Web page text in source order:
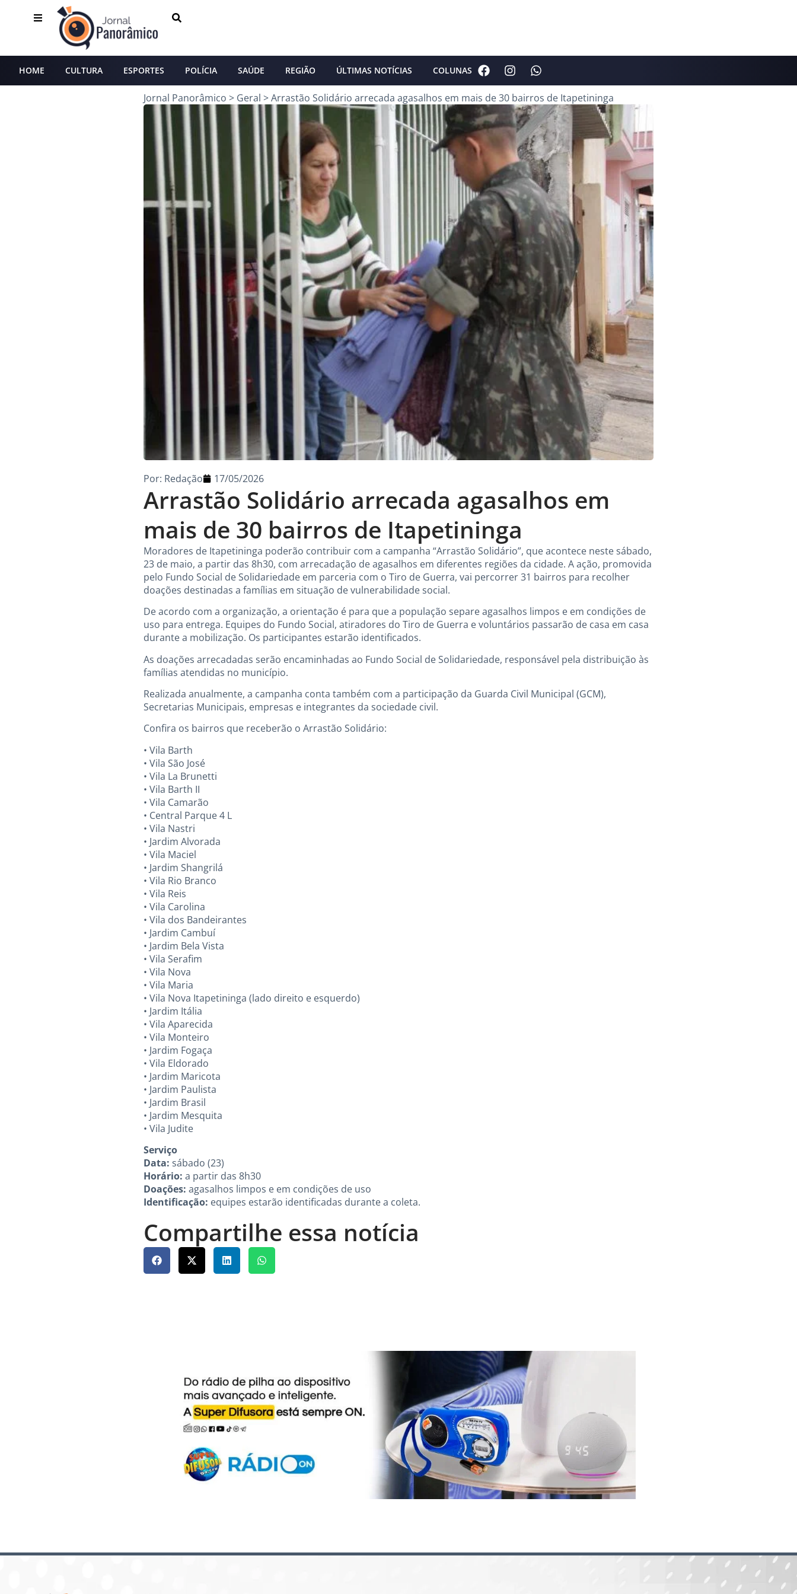
HOME CULTURA ESPORTES POLÍCIA SAÚDE REGIÃO ÚLTIMAS NOTÍCIAS COLUNAS
Jornal Panorâmico > Geral >Arrastão Solidário arrecada agasalhos em mais de 30 bairros de Itapetininga
Arrastão Solidário arrecada agasalhos em
mais de 30 bairros de Itapetininga
Por: Redação 17/05/2026
Moradores de Itapetininga poderão contribuir com a campanha “Arrastão Solidário”, que acontece neste sábado,
23 de maio, a partir das 8h30, com arrecadação de agasalhos em diferentes regiões da cidade. A ação, promovida
pelo Fundo Social de Solidariedade em parceria com o Tiro de Guerra, vai percorrer 31 bairros para recolher
doações destinadas a famílias em situação de vulnerabilidade social.
De acordo com a organização, a orientação é para que a população separe agasalhos limpos e em condições de
uso para entrega. Equipes do Fundo Social, atiradores do Tiro de Guerra e voluntários passarão de casa em casa
durante a mobilização. Os participantes estarão identificados.
As doações arrecadadas serão encaminhadas ao Fundo Social de Solidariedade, responsável pela distribuição às
famílias atendidas no município.
Realizada anualmente, a campanha conta também com a participação da Guarda Civil Municipal (GCM),
Secretarias Municipais, empresas e integrantes da sociedade civil.
Confira os bairros que receberão o Arrastão Solidário:
• Vila Barth
• Vila São José
• Vila La Brunetti
• Vila Barth II
• Vila Camarão
• Central Parque 4 L
• Vila Nastri
• Jardim Alvorada
• Vila Maciel
• Jardim Shangrilá
• Vila Rio Branco
• Vila Reis
• Vila Carolina
• Vila dos Bandeirantes
• Jardim Cambuí
• Jardim Bela Vista
• Vila Serafim
• Vila Nova
• Vila Maria
• Vila Nova Itapetininga (lado direito e esquerdo)
• Jardim Itália
• Vila Aparecida
• Vila Monteiro
• Jardim Fogaça
• Vila Eldorado
• Jardim Maricota
• Jardim Paulista
• Jardim Brasil
• Jardim Mesquita
• Vila Judite
Serviço
Data: sábado (23)
Horário: a partir das 8h30
Doações: agasalhos limpos e em condições de uso
Identificação: equipes estarão identificadas durante a coleta.
Compartilhe essa notícia